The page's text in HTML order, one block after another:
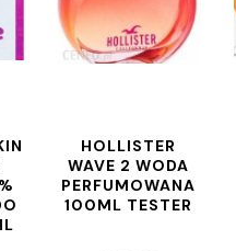
HOLLISTER
WAVE 2 WODA
PERFUMOWANA
100ML TESTER